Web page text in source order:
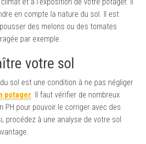
en compte la nature du sol. Il est
des melons ou des tomates
par exemple.
votre sol
sol est une condition à ne pas négliger
potager. Il faut vérifier de nombreux
PH pour pouvoir le corriger avec des
procédez à une analyse de votre sol